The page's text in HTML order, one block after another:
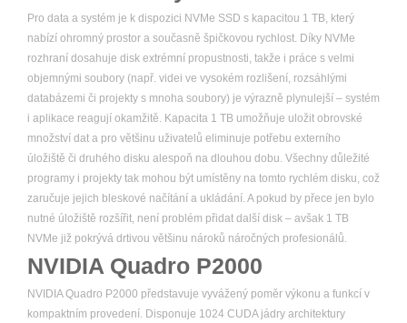
Pro data a systém je k dispozici NVMe SSD s kapacitou 1 TB, který
nabízí ohromný prostor a současně špičkovou rychlost. Díky NVMe
rozhraní dosahuje disk extrémní propustnosti, takže i práce s velmi
objemnými soubory (např. videi ve vysokém rozlišení, rozsáhlými
databázemi či projekty s mnoha soubory) je výrazně plynulejší – systém
i aplikace reagují okamžitě. Kapacita 1 TB umožňuje uložit obrovské
množství dat a pro většinu uživatelů eliminuje potřebu externího
úložiště či druhého disku alespoň na dlouhou dobu. Všechny důležité
programy i projekty tak mohou být umístěny na tomto rychlém disku, což
zaručuje jejich bleskové načítání a ukládání. A pokud by přece jen bylo
nutné úložiště rozšířit, není problém přidat další disk – avšak 1 TB
NVMe již pokrývá drtivou většinu nároků náročných profesionálů.
NVIDIA Quadro P2000
NVIDIA Quadro P2000 představuje vyvážený poměr výkonu a funkcí v
kompaktním provedení. Disponuje 1024 CUDA jádry architektury